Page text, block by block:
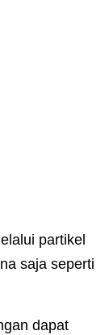
partikel
saja seperti
dapat